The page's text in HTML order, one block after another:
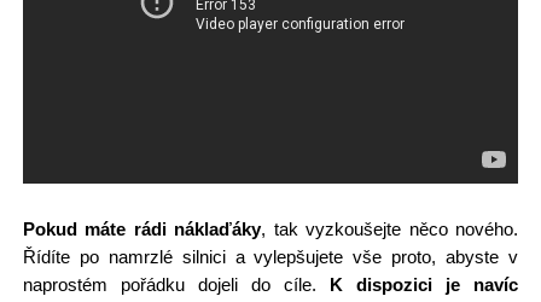
Pokud máte rádi náklaďáky, tak vyzkoušejte něco nového.
Řídíte po namrzlé silnici a vylepšujete vše proto, abyste v
naprostém pořádku dojeli do cíle. K dispozici je navíc